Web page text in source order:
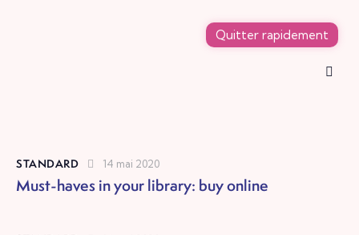
Quitter rapidement
STANDARD 14 mai 2020
Must-haves in your library: buy online